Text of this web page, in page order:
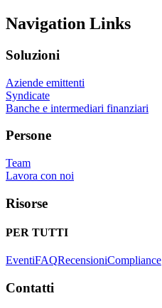
Navigation Links
Soluzioni
Aziende emittenti
Syndicate
Banche e intermediari finanziari
Persone
Team
Lavora con noi
Risorse
PER TUTTI
EventiFAQRecensioniCompliance
Contatti